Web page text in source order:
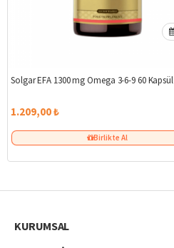
Solgar EFA 1300 mg Omega 3-6-9 60 Kapsül
1.209,00 ₺
Birlikte Al
KURUMSAL